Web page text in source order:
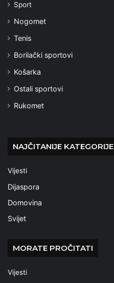
Sport
Nogomet
Tenis
Borilački sportovi
Košarka
Ostali sportovi
Rukomet
NAJČITANIJE KATEGORIJE
Vijesti
Dijaspora
Domovina
Svijet
MORATE PROČITATI
Vijesti